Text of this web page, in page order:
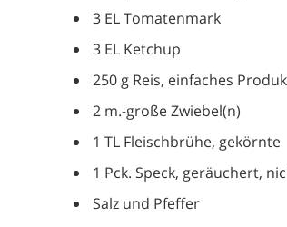
3 EL Tomatenmark
3 EL Ketchup
250 g Reis, einfaches
2 m.-große Zwiebel(n)
1 TL Fleischbrühe, gekörnte
1 Pck. Speck, geräuchert,
Salz und Pfeffer